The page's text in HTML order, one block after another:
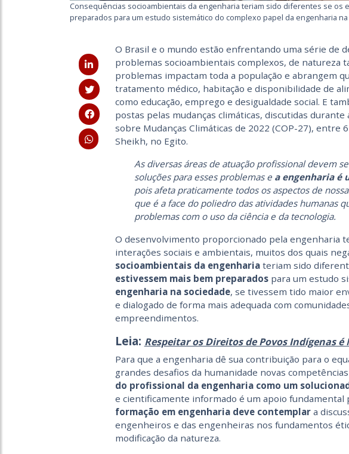
Consequências socioambientais da engenharia teriam sido diferentes se os
preparados para um estudo sistemático do complexo papel da engenharia
O Brasil e o mundo estão enfrentando uma série de
problemas socioambientais complexos, de natureza
problemas impactam toda a população e abrangem
tratamento médico, habitação e disponibilidade de
como educação, emprego e desigualdade social. E
postas pelas mudanças climáticas, discutidas durante
sobre Mudanças Climáticas de 2022 (COP-27), entre
Sheikh, no Egito.
As diversas áreas de atuação profissional devem
soluções para esses problemas e a engenharia é
pois afeta praticamente todos os aspectos de
que é a face do poliedro das atividades humanas
problemas com o uso da ciência e da tecnologia.
O desenvolvimento proporcionado pela engenharia
interações sociais e ambientais, muitos dos quais
socioambientais da engenhariateriam sido
estivessem mais bem preparadospara um estudo
engenharia na sociedade, se tivessem tido maior
e dialogado de forma mais adequada com
empreendimentos.
Leia: Respeitar os Direitos de Povos Indígenas
Para que a engenharia dê sua contribuição para o
grandes desafios da humanidade novas
do profissional da engenharia como um
e cientificamente informado é um apoio fundamental
formação em engenharia deve contemplara
engenheiros e das engenheiras nos fundamentos
modificação da natureza.